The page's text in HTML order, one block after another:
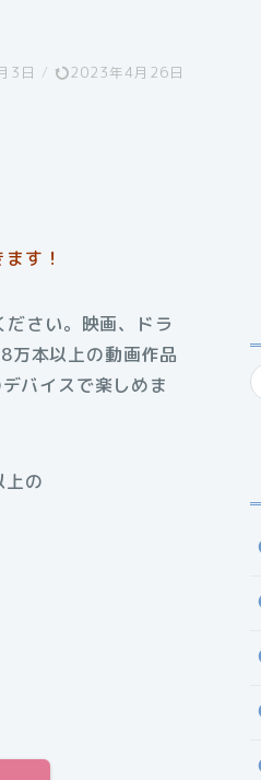
3日 / 2023年4月26日
す！
さい。映画、ドラ
万本以上の動画作品
バイスで楽しめま
の